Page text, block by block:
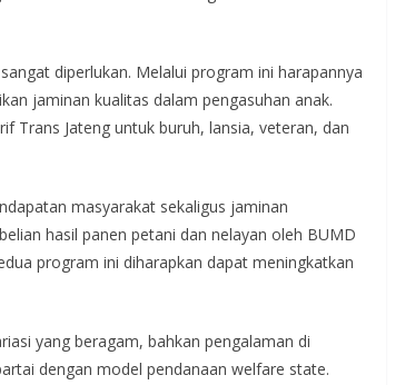
diperlukan. Melalui program ini harapannya
jaminan kualitas dalam pengasuhan anak.
Trans Jateng untuk buruh, lansia, veteran, dan
masyarakat sekaligus jaminan
hasil panen petani dan nelayan oleh BUMD
program ini diharapkan dapat meningkatkan
yang beragam, bahkan pengalaman di
dengan model pendanaan welfare state.